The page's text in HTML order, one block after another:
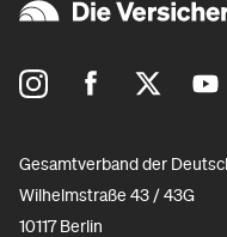
Gesamtverband der
Wilhelmstraße 43 / 43G
10117 Berlin